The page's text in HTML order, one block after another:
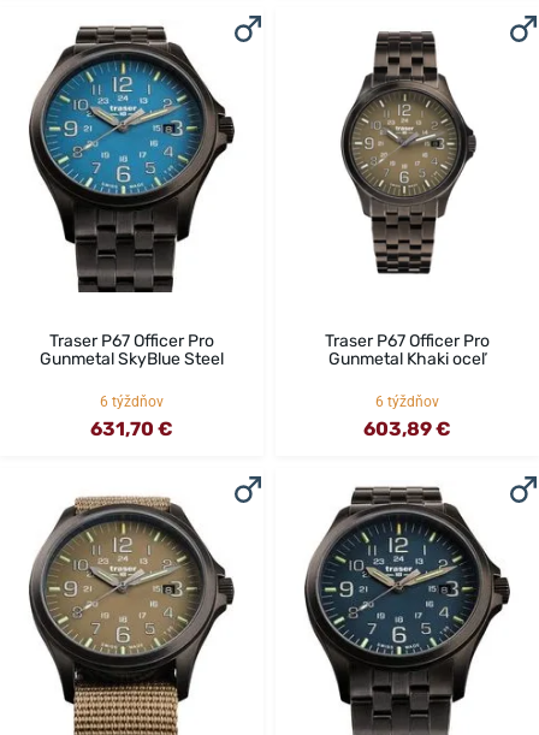
Traser P67 Officer Pro
Gunmetal SkyBlue Steel
6 týždňov
631,70 €
Traser P67 Officer Pro
Gunmetal Khaki oceľ
6 týždňov
603,89 €